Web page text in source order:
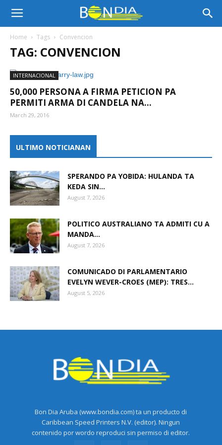
Bon
Aruba
Noticia
Home Tags Convencion
TAG: CONVENCION
INTERNACIONAL
50,000 PERSONA A FIRMA PETICION PA
PERMITI ARMA DI CANDELA NA...
March 29, 2016
ULTIMO NOTICIANAN
SPERANDO PA YOBIDA: HULANDA TA
KEDA SIN...
August 7, 2026
POLITICO AUSTRALIANO TA ADMITI CU A
MANDA...
August 7, 2026
COMUNICADO DI PARLAMENTARIO
EVELYN WEVER-CROES (MEP): TRES...
August 5, 2026
Bon Dia Aruba (www.bondia.com) ta un producto di
Caribbean Speed Printers N.V. (editor). Ningun
contenido por wordo reproduci sin permiso di editor.